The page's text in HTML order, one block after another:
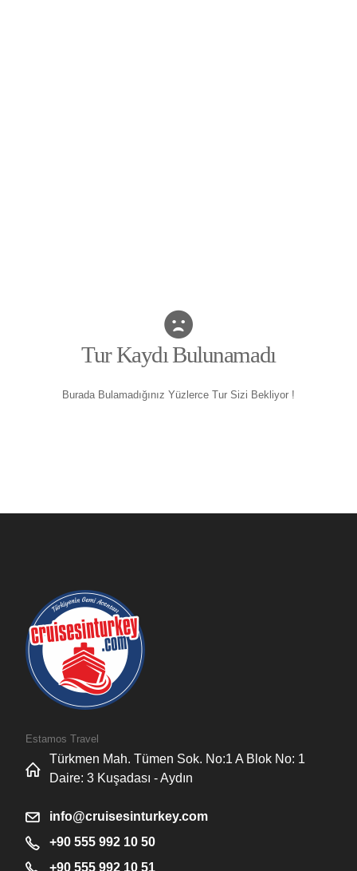
Tur Kaydı Bulunamadı
Burada Bulamadığınız Yüzlerce Tur Sizi Bekliyor !
Estamos Travel
Türkmen Mah. Tümen Sok. No:1 A Blok No: 1
Daire: 3 Kuşadası - Aydın
info@cruisesinturkey.com
+90 555 992 10 50
+90 555 992 10 51